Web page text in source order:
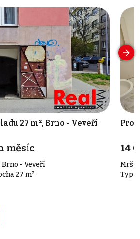
27 m², Brno - Veveří
měsíc
Brno - Veveří
27 m²
14
Typ